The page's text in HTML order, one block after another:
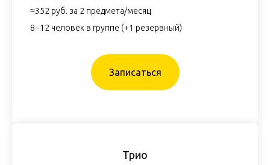
≈352 руб. за 2 предмета/месяц
8−12 человек в группе (+1 резервный)
Записаться
Трио